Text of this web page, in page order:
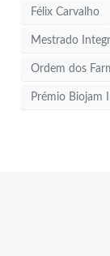
Félix Carvalho
Mestrado
Ordem dos
Prémio Biojam